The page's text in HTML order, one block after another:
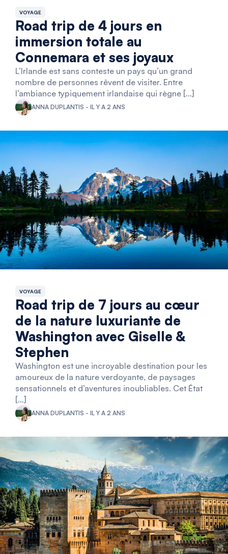
VOYAGE
Road trip de 4 jours en
immersion totale au
Connemara et ses joyaux
L’Irlande est sans conteste un pays qu’un grand
nombre de personnes rêvent de visiter. Entre
l’ambiance typiquement irlandaise qui règne […]
ANNA DUPLANTIS - IL Y A 2 ANS
VOYAGE
Road trip de 7 jours au cœur
de la nature luxuriante de
Washington avec Giselle &
Stephen
Washington est une incroyable destination pour les
amoureux de la nature verdoyante, de paysages
sensationnels et d’aventures inoubliables. Cet État
[…]
ANNA DUPLANTIS - IL Y A 2 ANS